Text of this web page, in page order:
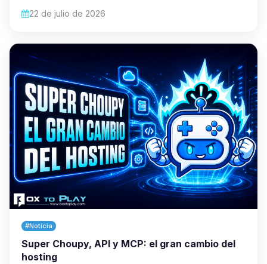
22 de julio de 2026
#Noticia
Super Choupy, API y MCP: el gran cambio del
hosting